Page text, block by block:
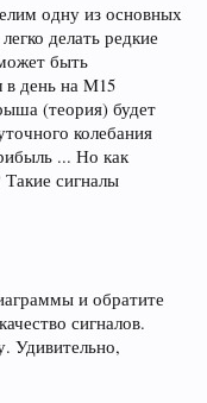
одну из основных
делать редкие
быть
день на M15
(теория) будет
колебания
... Но как
Такие сигналы
и обратите
сигналов.
Удивительно,